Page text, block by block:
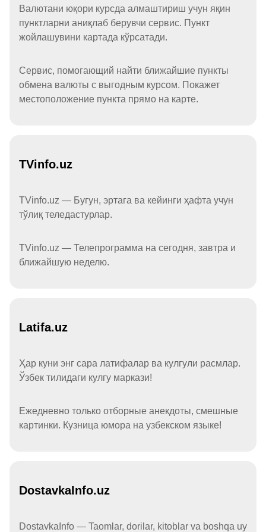
Валютани юқори курсда алмаштириш учун яқин
пунктларни аниқлаб берувчи сервис. Пункт
жойлашувини картада кўрсатади.
Сервис, помогающий найти ближайшие пункты
обмена валюты с выгодным курсом. Покажет
местоположение пункта прямо на карте.
TVinfo.uz
TVinfo.uz — Бугун, эртага ва кейинги ҳафта учун
тўлиқ теледастурлар.
TVinfo.uz — Телепрограмма на сегодня, завтра и
ближайшую неделю.
Latifa.uz
Ҳар куни энг сара латифалар ва кулгули расмлар.
Ўзбек тилидаги кулгу маркази!
Ежедневно только отборные анекдоты, смешные
картинки. Кузница юмора на узбекском языке!
DostavkaInfo.uz
DostavkaInfo — Taomlar, dorilar, kitoblar va boshqa uy